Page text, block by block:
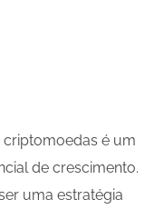
criptomoedas é um
de crescimento.
uma estratégia